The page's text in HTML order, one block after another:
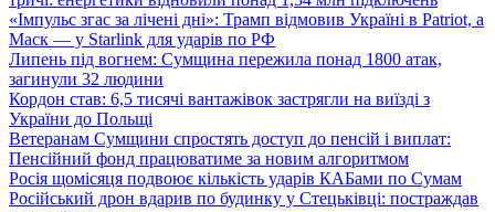
«Імпульс згас за лічені дні»: Трамп відмовив Україні в Patriot, а
Маск — у Starlink для ударів по РФ
Липень під вогнем: Сумщина пережила понад 1800 атак,
загинули 32 людини
Кордон став: 6,5 тисячі вантажівок застрягли на виїзді з
України до Польщі
Ветеранам Сумщини спростять доступ до пенсій і виплат:
Пенсійний фонд працюватиме за новим алгоритмом
Росія щомісяця подвоює кількість ударів КАБами по Сумам
Російський дрон вдарив по будинку у Стецьківці: постраждав